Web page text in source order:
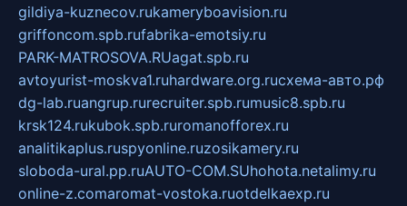
gildiya-kuznecov.rukameryboavision.ru
griffoncom.spb.rufabrika-emotsiy.ru
PARK-MATROSOVA.RUagat.spb.ru
avtoyurist-moskva1.ruhardware.org.ruсхема-авто.рф
dg-lab.ruangrup.rurecruiter.spb.rumusic8.spb.ru
krsk124.rukubok.spb.ruromanofforex.ru
analitikaplus.ruspyonline.ruzosikamery.ru
sloboda-ural.pp.ruAUTO-COM.SUhohota.netalimy.ru
online-z.comaromat-vostoka.ruotdelkaexp.ru